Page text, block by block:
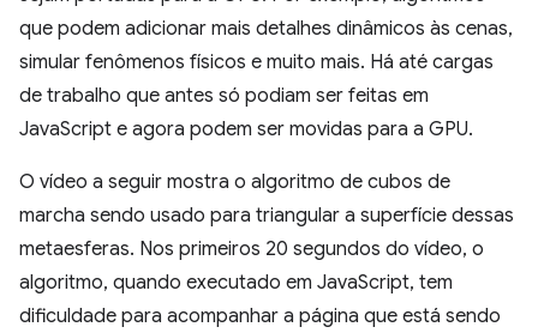
que podem adicionar mais detalhes dinâmicos às cenas,
simular fenômenos físicos e muito mais. Há até cargas
de trabalho que antes só podiam ser feitas em
JavaScript e agora podem ser movidas para a GPU.
O vídeo a seguir mostra o algoritmo de cubos de
marcha sendo usado para triangular a superfície dessas
metaesferas. Nos primeiros 20 segundos do vídeo, o
algoritmo, quando executado em JavaScript, tem
dificuldade para acompanhar a página que está sendo